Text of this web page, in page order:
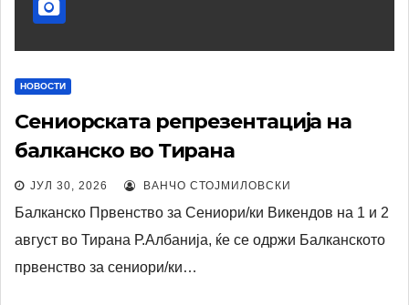
НОВОСТИ
Сениорската репрезентација на
балканско во Тирана
ЈУЛ 30, 2026 ВАНЧО СТОЈМИЛОВСКИ
Балканско Првенство за Сениори/ки Викендов на 1 и 2
август во Тирана Р.Албанија, ќе се одржи Балканското
првенство за сениори/ки…